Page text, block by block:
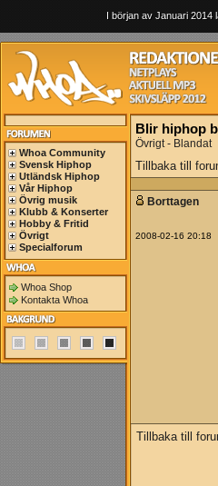
I början av Januari 2014
Whoa Community
Svensk Hiphop
Utländsk Hiphop
Vår Hiphop
Övrig musik
Klubb & Konserter
Hobby & Fritid
Övrigt
Specialforum
Whoa Shop
Kontakta Whoa
Blir hiphop
Övrigt - Blandat
Tillbaka till
Borttagen
2008-02-16 20:18
Tillbaka till